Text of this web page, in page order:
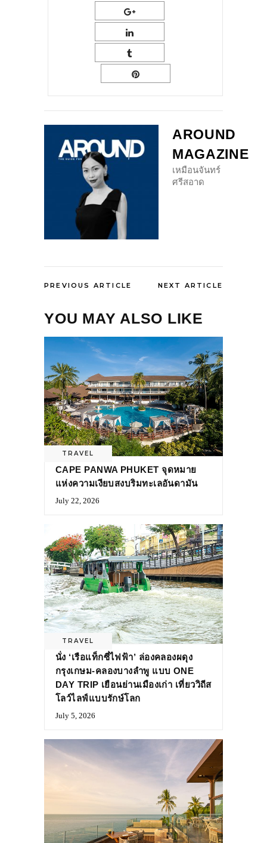
AROUND
MAGAZINE
เหมือนจันทร์
ศรีสอาด
PREVIOUS ARTICLE NEXT ARTICLE
YOU MAY ALSO LIKE
TRAVEL
CAPE PANWA PHUKET จุดหมาย
แห่งความเงียบสงบริมทะเลอันดามัน
July 22, 2026
TRAVEL
นั่ง ‘เรือแท็กซี่ไฟฟ้า’ ล่องคลองผดุง
กรุงเกษม-คลองบางลำพู แบบ ONE
DAY TRIP เยือนย่านเมืองเก่า เที่ยววิถีส
โลว์ไลฟ์แบบรักษ์โลก
July 5, 2026